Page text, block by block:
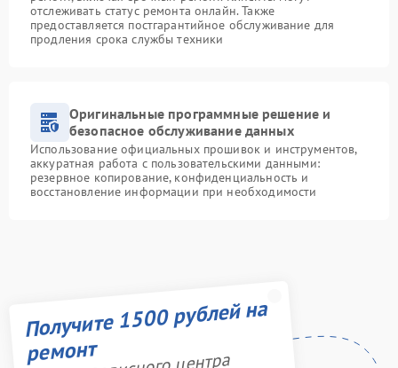
отслеживать статус ремонта онлайн. Также
предоставляется постгарантийное обслуживание для
продления срока службы техники
Оригинальные программные решение и
безопасное обслуживание данных
Использование официальных прошивок и инструментов,
аккуратная работа с пользовательскими данными:
резервное копирование, конфиденциальность и
восстановление информации при необходимости
Получите 1500 рублей на
ремонт